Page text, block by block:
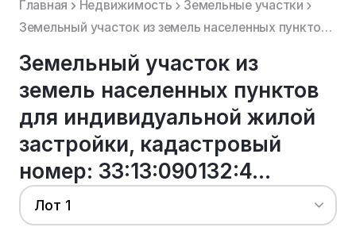
Главная Недвижимость
Земельные участки
Земельный участок из земель населенных пунктов для индивидуальной жилой застройки, кадастровый но...
Земельный участок из
земель населенных пунктов
для индивидуальной жилой
застройки, кадастровый
номер: 33:13:090132:4...
Лот 1